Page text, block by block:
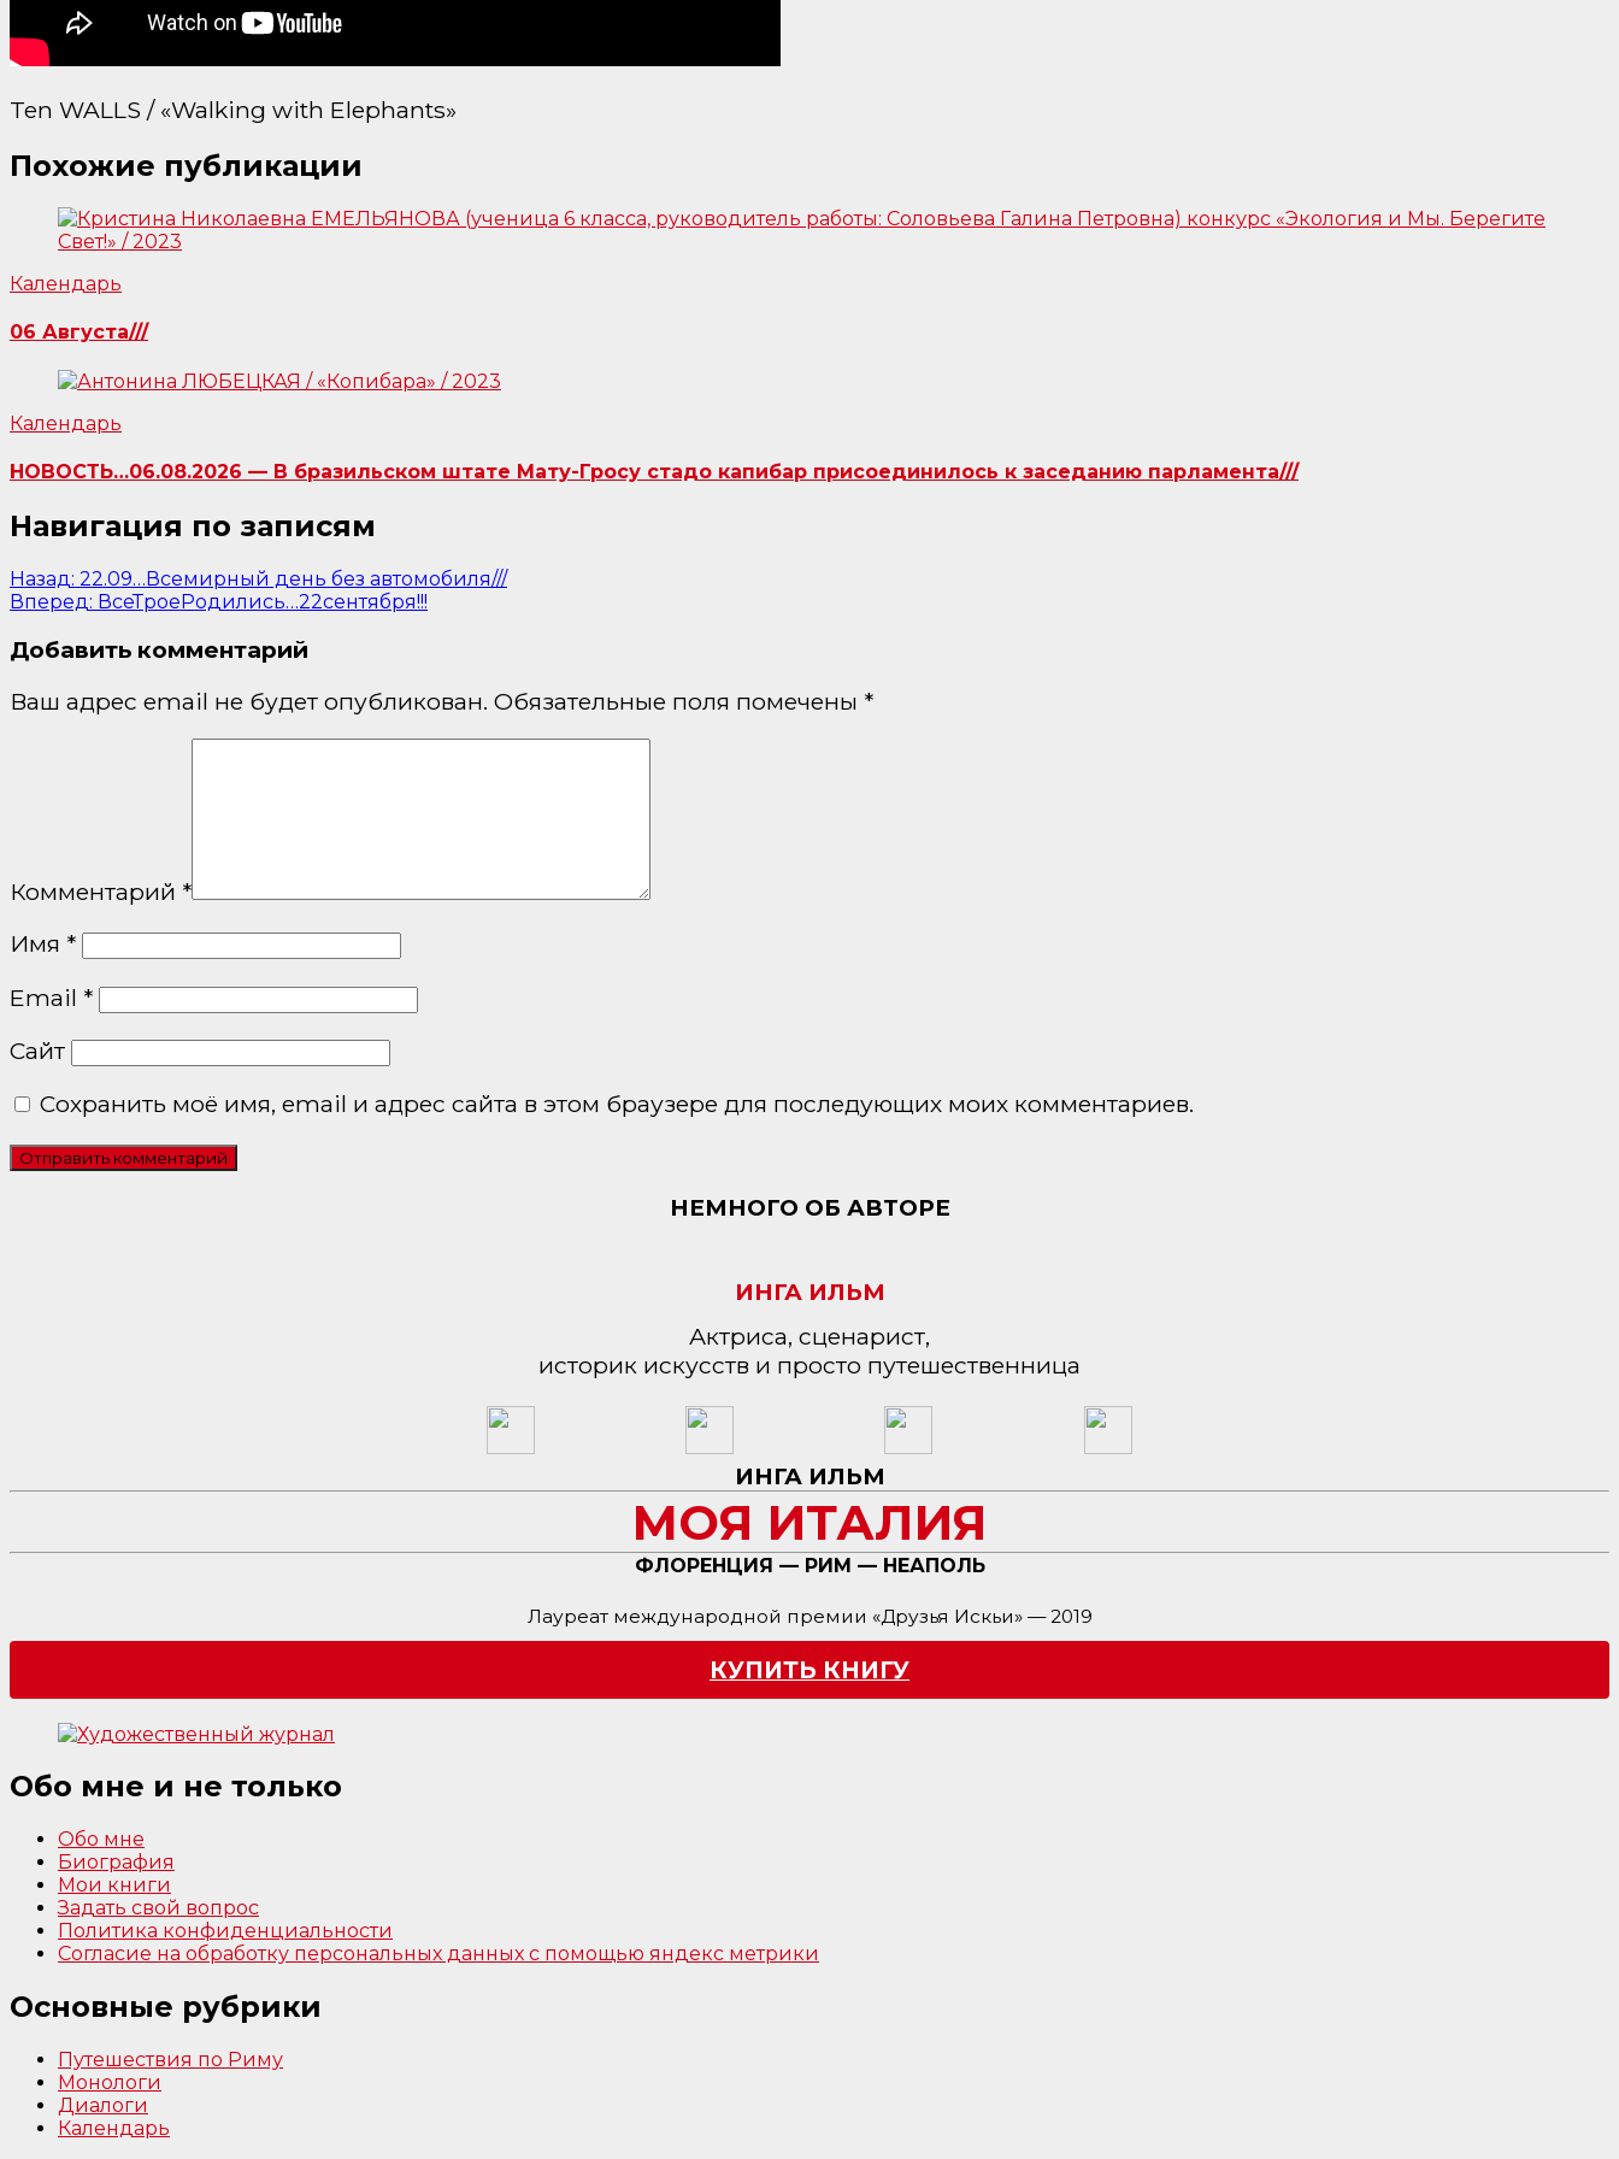
Ten WALLS / «Walking with Elephants»
Похожие публикации
Календарь
06 Августа///
Календарь
НОВОСТЬ…06.08.2026 — В бразильском штате Мату-Гросу стадо капибар присоединилось к заседанию парламента///
Навигация по записям
Назад: 22.09…Всемирный день без автомобиля///
Вперед: ВсеТроеРодились…22сентября!!!
Добавить комментарий
Ваш адрес email не будет опубликован. Обязательные поля помечены *
Комментарий *
Имя *
Email *
Сайт
Сохранить моё имя, email и адрес сайта в этом браузере для последующих моих комментариев.
НЕМНОГО ОБ АВТОРЕ
ИНГА ИЛЬМ
Актриса, сценарист,
историк искусств и просто путешественница
ИНГА ИЛЬМ
МОЯ ИТАЛИЯ
ФЛОРЕНЦИЯ — РИМ — НЕАПОЛЬ
Лауреат международной премии «Друзья Искьи» — 2019
КУПИТЬ КНИГУ
Обо мне и не только
Обо мне
Биография
Мои книги
Задать свой вопрос
Политика конфиденциальности
Согласие на обработку персональных данных с помощью яндекс метрики
Основные рубрики
Путешествия по Риму
Монологи
Диалоги
Календарь